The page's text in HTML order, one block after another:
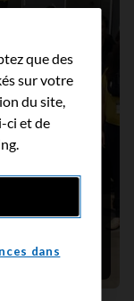
le savoir-
cancer au
que des
sur votre
du site,
ci et de
dans